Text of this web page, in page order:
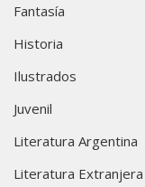
Fantasía
Historia
Ilustrados
Juvenil
Literatura Argentina
Literatura Extranjera